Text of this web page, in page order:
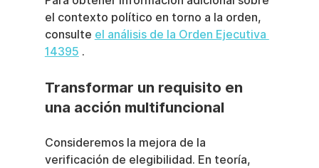
el contexto político en torno a la orden,
consulte el análisis de la Orden Ejecutiva
14395 .
Transformar un requisito en
una acción multifuncional
Consideremos la mejora de la
verificación de elegibilidad. En teoría,